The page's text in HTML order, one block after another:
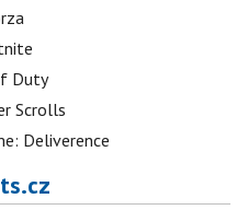
Duty
Scrolls
Deliverence